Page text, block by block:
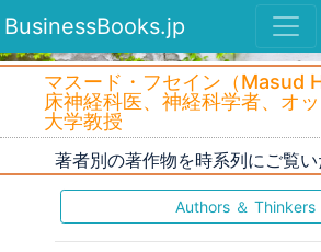
BusinessBooks.jp
マスード・フセイン（Masud
床神経科医、神経科学者、オ
大学教授
著者別の著作物を時系列にご覧い
Authors ＆ Thinkers